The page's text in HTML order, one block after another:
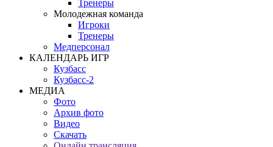
Тренеры
Молодежная команда
Игроки
Тренеры
Медперсонал
КАЛЕНДАРЬ ИГР
Кузбасс
Кузбасс-2
МЕДИА
Фото
Архив фото
Видео
Скачать